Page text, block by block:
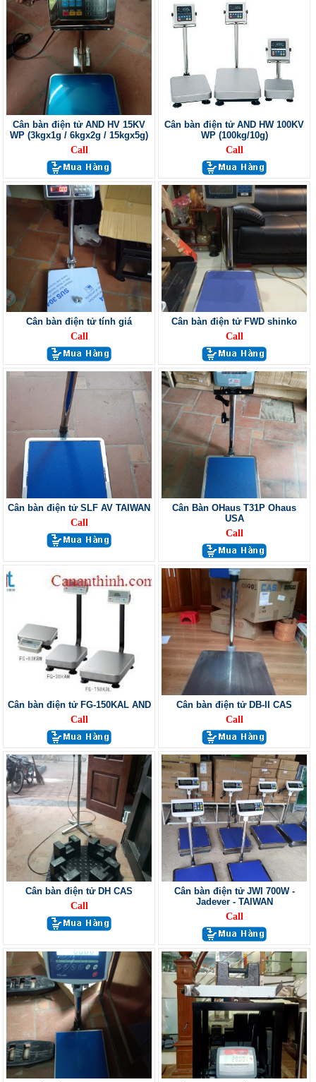
Cân bàn điện tử AND HV 15KV
WP (3kgx1g / 6kgx2g / 15kgx5g)
Call
Cân bàn điện tử AND HW 100KV
WP (100kg/10g)
Call
Cân bàn điện tử tính giá
Call
Cân bàn điện tử FWD shinko
Call
Cân bàn điện tử SLF AV TAIWAN
Call
Cân Bàn OHaus T31P Ohaus
USA
Call
Cân bàn điện tử FG-150KAL AND
Call
Cân bàn điện tử DB-II CAS
Call
Cân bàn điện tử DH CAS
Call
Cân bàn điện tử JWI 700W -
Jadever - TAIWAN
Call